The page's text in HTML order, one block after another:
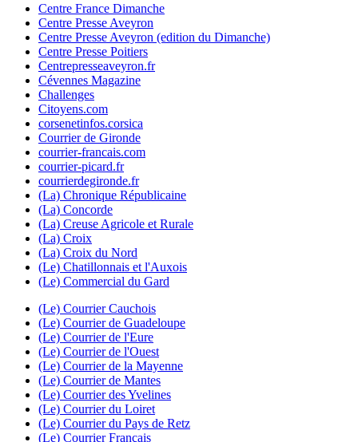
Centre France Dimanche
Centre Presse Aveyron
Centre Presse Aveyron (edition du Dimanche)
Centre Presse Poitiers
Centrepresseaveyron.fr
Cévennes Magazine
Challenges
Citoyens.com
corsenetinfos.corsica
Courrier de Gironde
courrier-francais.com
courrier-picard.fr
courrierdegironde.fr
(La) Chronique Républicaine
(La) Concorde
(La) Creuse Agricole et Rurale
(La) Croix
(La) Croix du Nord
(Le) Chatillonnais et l'Auxois
(Le) Commercial du Gard
(Le) Courrier Cauchois
(Le) Courrier de Guadeloupe
(Le) Courrier de l'Eure
(Le) Courrier de l'Ouest
(Le) Courrier de la Mayenne
(Le) Courrier de Mantes
(Le) Courrier des Yvelines
(Le) Courrier du Loiret
(Le) Courrier du Pays de Retz
(Le) Courrier Français